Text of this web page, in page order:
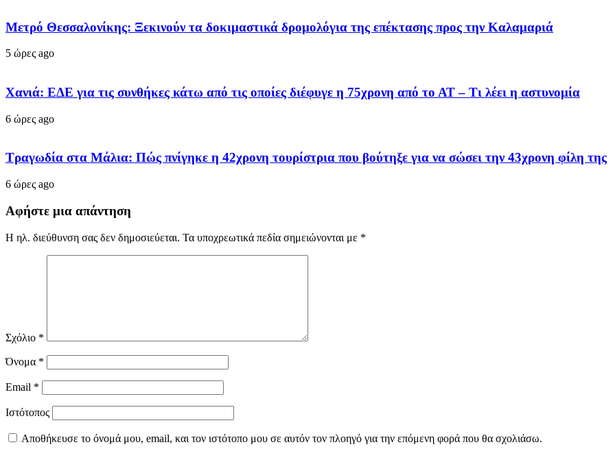
Μετρό Θεσσαλονίκης: Ξεκινούν τα δοκιμαστικά δρομολόγια της επέκτασης προς την Καλαμαριά
5 ώρες ago
Χανιά: ΕΔΕ για τις συνθήκες κάτω από τις οποίες διέφυγε η 75χρονη από το ΑΤ – Τι λέει η αστυνομία
6 ώρες ago
Τραγωδία στα Μάλια: Πώς πνίγηκε η 42χρονη τουρίστρια που βούτηξε για να σώσει την 43χρονη φίλη της
6 ώρες ago
Αφήστε μια απάντηση
Η ηλ. διεύθυνση σας δεν δημοσιεύεται. Τα υποχρεωτικά πεδία σημειώνονται με *
Σχόλιο *
Όνομα *
Email *
Ιστότοπος
Αποθήκευσε το όνομά μου, email, και τον ιστότοπο μου σε αυτόν τον πλοηγό για την επόμενη φορά που θα σχολιάσω.